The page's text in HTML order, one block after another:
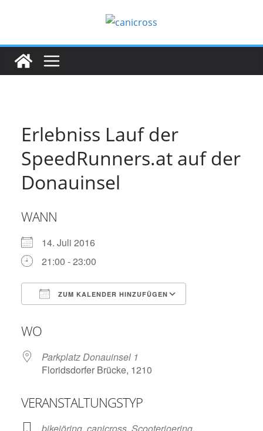
Erlebniss Lauf der
SpeedRunners.at auf der
Donauinsel
WANN
14. Juli 2016
21:00 - 23:00
ZUM KALENDER HINZUFÜGEN
WO
Parkplatz Donauinsel 1
Floridsdorfer Brücke, 1210
VERANSTALTUNGSTYP